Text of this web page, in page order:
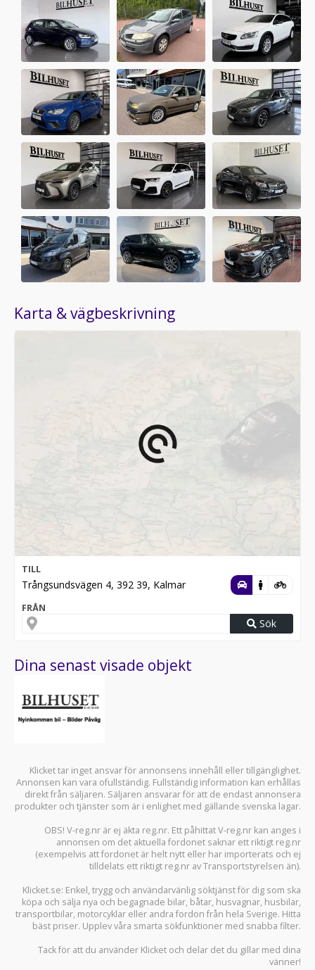
Karta & vägbeskrivning
TILL
Trångsundsvägen 4, 392 39, Kalmar
FRÅN
Sök
Dina senast visade objekt
Klicket tar inget ansvar för annonsens innehåll eller tillgänglighet.
Annonsen kan vara ofullständig. Fullständig information kan erhållas
direkt från säljaren. Säljaren ansvarar för att de endast annonsera
produkter och tjänster som är i enlighet med gällande svenska lagar.
OBS! V-reg.nr är ej äkta reg.nr. Ett påhittat V-reg.nr kan anges i
annonsen om det aktuella fordonet saknar ett riktigt reg.nr
(exempelvis att fordonet är helt nytt eller har importerats och ej
tilldelats ett riktigt reg.nr av Transportstyrelsen än).
Klicket.se: Enkel, trygg och användarvänlig söktjänst för dig som ska
köpa och sälja nya och begagnade bilar, båtar, husvagnar, husbilar,
transportbilar, motorcyklar eller andra fordon från hela Sverige. Hitta
bäst priser. Upplev våra smarta sökfunktioner med snabba filter.
Tack för att du använder Klicket och delar det du gillar med dina
vänner!